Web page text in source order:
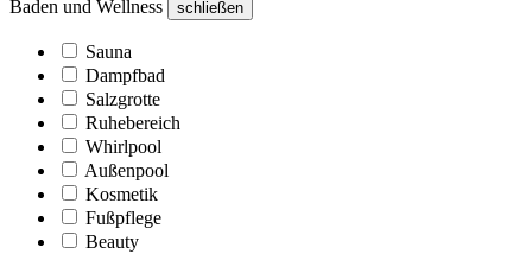
Baden und Wellness schließen
Sauna
Dampfbad
Salzgrotte
Ruhebereich
Whirlpool
Außenpool
Kosmetik
Fußpflege
Beauty